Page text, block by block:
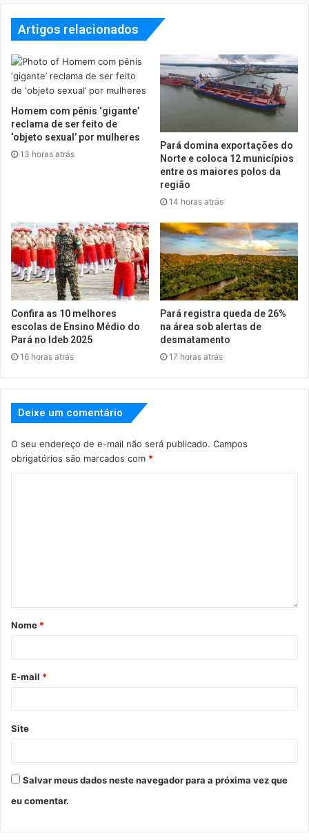
Artigos relacionados
Homem com pênis ‘gigante’
reclama de ser feito de
‘objeto sexual’ por mulheres
13 horas atrás
Pará domina exportações do
Norte e coloca 12 municípios
entre os maiores polos da
região
14 horas atrás
Confira as 10 melhores
escolas de Ensino Médio do
Pará no Ideb 2025
16 horas atrás
Pará registra queda de 26%
na área sob alertas de
desmatamento
17 horas atrás
Deixe um comentário
O seu endereço de e-mail não será publicado. Campos
obrigatórios são marcados com *
Nome *
E-mail *
Site
Salvar meus dados neste navegador para a próxima vez que
eu comentar.